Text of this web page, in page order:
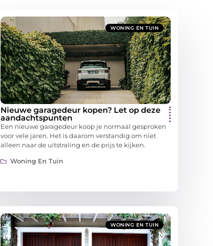
WONING EN TUIN
Nieuwe garagedeur kopen? Let op deze
aandachtspunten
Een nieuwe garagedeur koop je normaal gesproken
voor vele jaren. Het is daarom verstandig om niet
alleen naar de uitstraling en de prijs te kijken.
Woning En Tuin
WONING EN TUIN